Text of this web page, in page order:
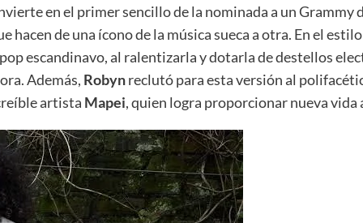
en el primer sencillo de la nominada a un Grammy
hacen de una ícono de la música sueca a otra. En el
escandinavo, al ralentizarla y dotarla de destellos
Además, Robynreclutó para esta versión al
artista Mapei, quien logra proporcionar nueva